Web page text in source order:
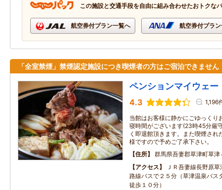
この施設と交通手段を自由に組み合わせたおトクな
航空券付プラン一覧へ 航空券付プラ
「全室禁煙」禁煙認定施設につき喫煙者の方はご宿泊できません
ペンションマイウェー
4.3 1,196
当館はお客様に静かにごゆっくり
寝時間がございます(23時45分厳
く即退館頂きます。また喫煙さ
様ですので予めご了承下さい。
住所
群馬県吾妻郡草津町草
アクセス
ＪＲ吾妻線長野原
路線バスで２５分（草津温泉バス
徒歩１０分）